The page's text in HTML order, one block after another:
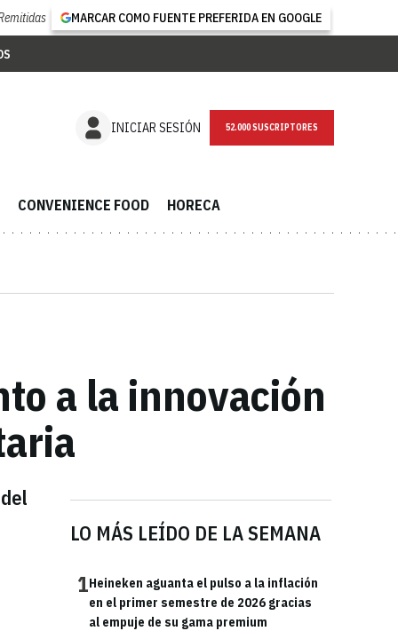
MARCAR COMO FUENTE PREFERIDA EN GOOGLE
INICIAR SESIÓN NEWSLETTER
CONVENIENCE FOOD HORECA
a la innovación
LO MÁS LEÍDO DE LA SEMANA
1Heineken aguanta el pulso a la inflación
en el primer semestre de 2026 gracias
al empuje de su gama premium